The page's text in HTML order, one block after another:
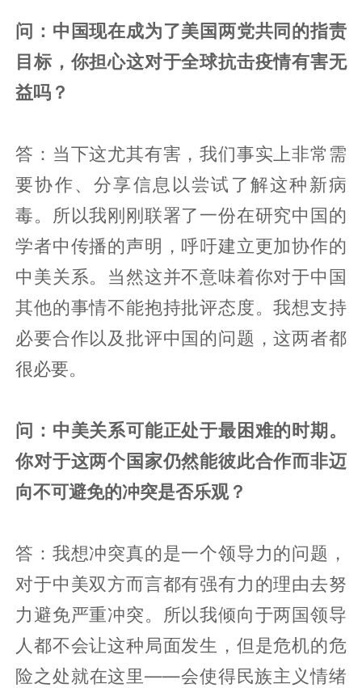
问：中国现在成为了美国两党共同的指责
目标，你担心这对于全球抗击疫情有害无
益吗？
答：当下这尤其有害，我们事实上非常需
要协作、分享信息以尝试了解这种新病
毒。所以我刚刚联署了一份在研究中国的
学者中传播的声明，呼吁建立更加协作的
中美关系。当然这并不意味着你对于中国
其他的事情不能抱持批评态度。我想支持
必要合作以及批评中国的问题，这两者都
很必要。
问：中美关系可能正处于最困难的时期。
你对于这两个国家仍然能彼此合作而非迈
向不可避免的冲突是否乐观？
答：我想冲突真的是一个领导力的问题，
对于中美双方而言都有强有力的理由去努
力避免严重冲突。所以我倾向于两国领导
人都不会让这种局面发生，但是危机的危
险之处就在这里——会使得民族主义情绪